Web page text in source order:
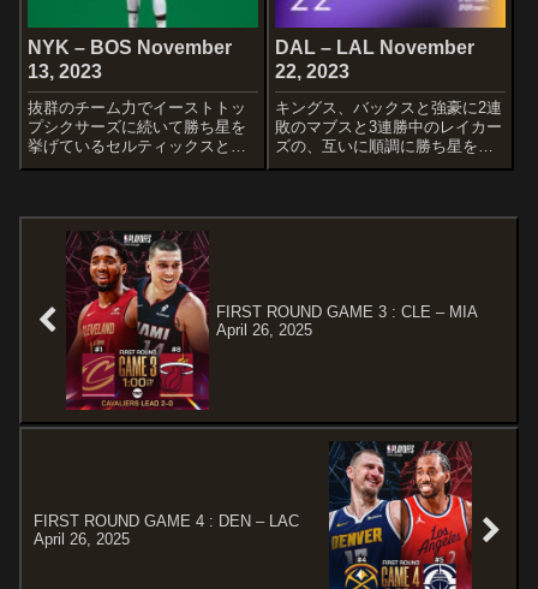
NYK – BOS November
13, 2023
抜群のチーム力でイーストトッ
プシクサーズに続いて勝ち星を
挙げているセルティックスと、
まずまずの出だしから中堅をキ
KNICKSJalen BrunsonQuentin
Grimes...
DAL – LAL November
22, 2023
キングス、バックスと強豪に2連
敗のマブスと3連勝中のレイカー
ズの、互いに順調に勝ち星を重
ねて9勝同士の対戦です。
Jr.Grant WilliamsDereck Liv...
FIRST ROUND GAME 3 : CLE – MIA
April 26, 2025
FIRST ROUND GAME 4 : DEN – LAC
April 26, 2025